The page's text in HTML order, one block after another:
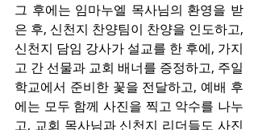
그 후에는 임마누엘 목사님의 환영을 받
은 후, 신천지 찬양팀이 찬양을 인도하고,
신천지 담임 강사가 설교를 한 후에, 가지
고 간 선물과 교회 배너를 증정하고, 주일
학교에서 준비한 꽃을 전달하고, 예배 후
에는 모두 함께 사진을 찍고 악수를 나누
고, 교회 목사님과 신천지 리더들도 사진